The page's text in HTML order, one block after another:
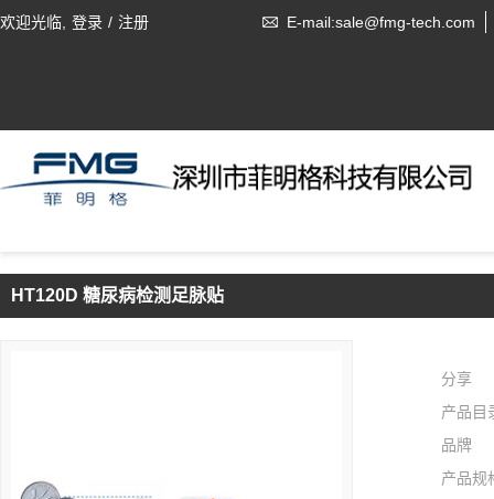
欢迎光临, 登录 / 注册 E-mail:sale@fmg-tech.com
HT120D 糖尿病检测足脉贴
分享
产品目
品牌
产品规